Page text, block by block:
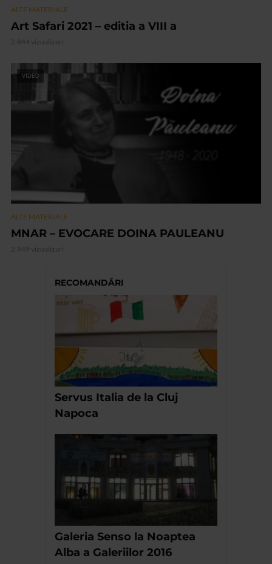
ALTE MATERIALE
Art Safari 2021 – editia a VIII a
2.844 vizualizari
VIDEO
ALTE MATERIALE
MNAR – EVOCARE DOINA PAULEANU
2.949 vizualizari
RECOMANDĂRI
Servus Italia de la Cluj
Napoca
Galeria Senso la Noaptea
Alba a Galeriilor 2016